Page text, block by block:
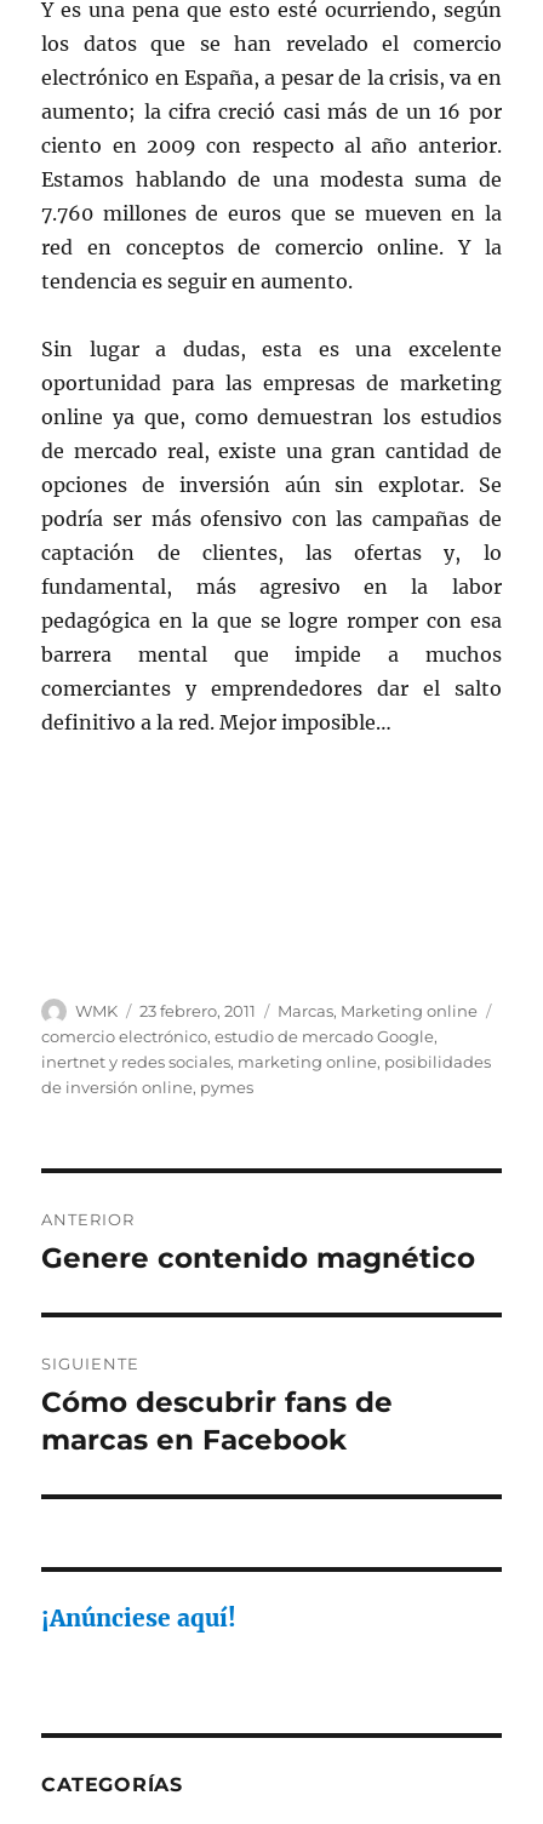
Y es una pena que esto esté ocurriendo, según
los datos que se han revelado el comercio
electrónico en España, a pesar de la crisis, va en
aumento; la cifra creció casi más de un 16 por
ciento en 2009 con respecto al año anterior.
Estamos hablando de una modesta suma de
7.760 millones de euros que se mueven en la
red en conceptos de comercio online. Y la
tendencia es seguir en aumento.
Sin lugar a dudas, esta es una excelente
oportunidad para las empresas de marketing
online ya que, como demuestran los estudios
de mercado real, existe una gran cantidad de
opciones de inversión aún sin explotar. Se
podría ser más ofensivo con las campañas de
captación de clientes, las ofertas y, lo
fundamental, más agresivo en la labor
pedagógica en la que se logre romper con esa
barrera mental que impide a muchos
comerciantes y emprendedores dar el salto
definitivo a la red. Mejor imposible…
Autor
WMK
Publicado
el
23 febrero, 2011 Categorías
Marcas, Marketing online
comercio electrónico,estudio de mercado Google,
inertnet y redes sociales, marketing online, posibilidades
de inversión online, pymes
de
ANTERIOR
Entrada
Genere contenido magnético
SIGUIENTE
Entrada
siguiente:
Cómo descubrir fans de
marcas en Facebook
¡Anúnciese aquí!
CATEGORÍAS